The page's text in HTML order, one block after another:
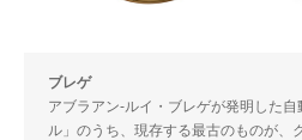
ブレゲ
アブラアン-ルイ・ブレゲが発明した
ル」のうち、現存する最古のものが、